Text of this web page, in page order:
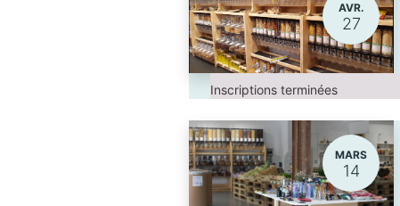
AVR.
27
Inscriptions terminées
MARS
14